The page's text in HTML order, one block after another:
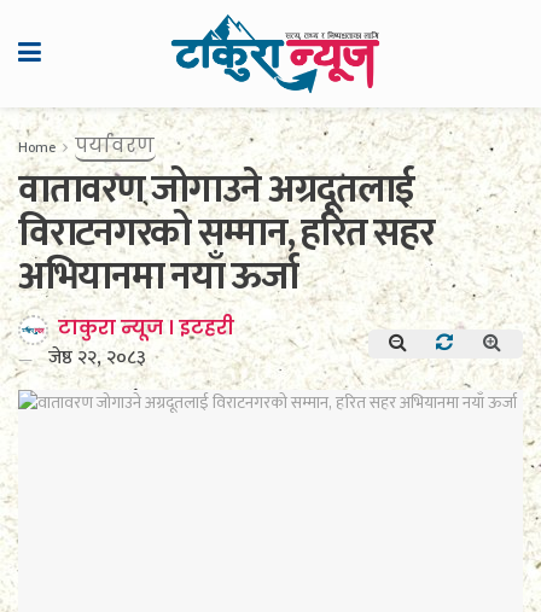
Home पर्यावरण
वातावरण जोगाउने अग्रदूतलाई
विराटनगरको सम्मान, हरित सहर
अभियानमा नयाँ ऊर्जा
टाकुरा न्यूज । इटहरी
जेष्ठ २२, २०८३